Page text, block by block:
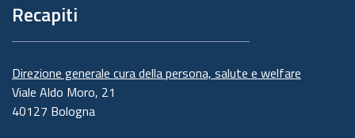
Recapiti
Direzione generale cura della persona, salute e welfare
Viale Aldo Moro, 21
40127 Bologna